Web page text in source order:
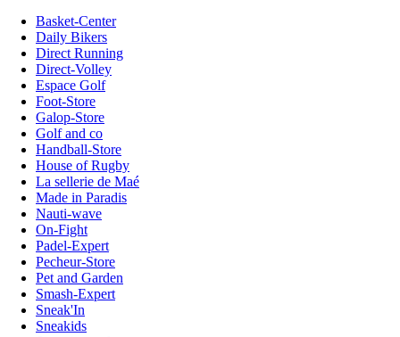
Basket-Center
Daily Bikers
Direct Running
Direct-Volley
Espace Golf
Foot-Store
Galop-Store
Golf and co
Handball-Store
House of Rugby
La sellerie de Maé
Made in Paradis
Nauti-wave
On-Fight
Padel-Expert
Pecheur-Store
Pet and Garden
Smash-Expert
Sneak'In
Sneakids